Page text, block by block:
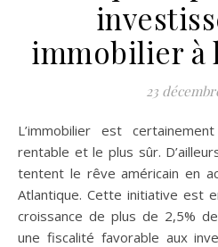
immobilier à
23
L’immobilier est certainement l’investissement le plus
rentable et le plus sûr.
tentent le rêve américain en
Atlantique. Cette initiative est
croissance de plus de 2,5%
une fiscalité favorable aux